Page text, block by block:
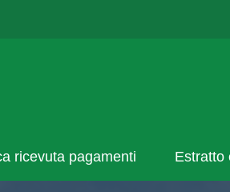
ricevuta pagamenti Estratto